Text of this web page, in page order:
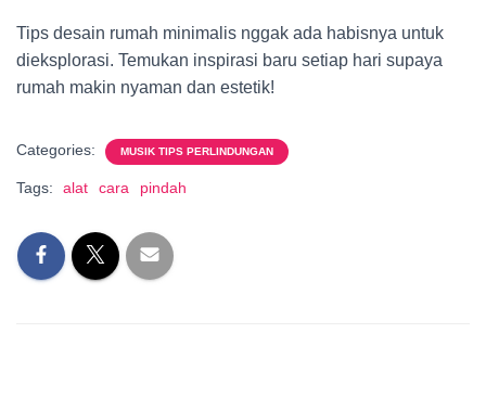
Tips desain rumah minimalis nggak ada habisnya untuk
dieksplorasi. Temukan inspirasi baru setiap hari supaya
rumah makin nyaman dan estetik!
Categories: MUSIK TIPS PERLINDUNGAN
Tags: alat cara pindah